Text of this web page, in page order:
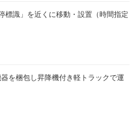
標識」を近くに移動・設置（時間指定
を梱包し昇降機付き軽トラックで運